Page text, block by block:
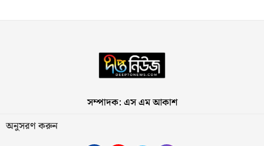
সম্পাদক: এস এম আকাশ
অনুসরণ করুন